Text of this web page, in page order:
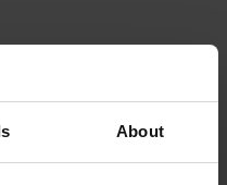
About